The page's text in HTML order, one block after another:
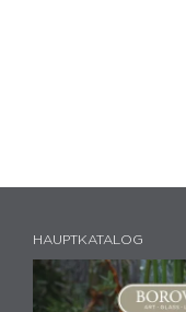
HAUPTKATALOG